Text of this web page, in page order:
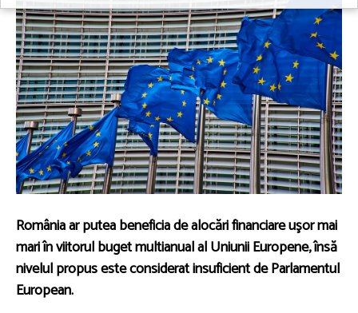
România ar putea beneficia de alocări financiare uşor mai
mari în viitorul buget multianual al Uniunii Europene, însă
nivelul propus este considerat insuficient de Parlamentul
European.